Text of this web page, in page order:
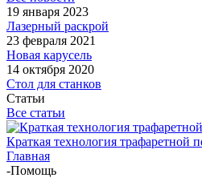
19 января 2023
Лазерный раскрой
23 февраля 2021
Новая карусель
14 октября 2020
Стол для станков
Статьи
Все статьи
Краткая технология трафаретной
Главная
-Помощь